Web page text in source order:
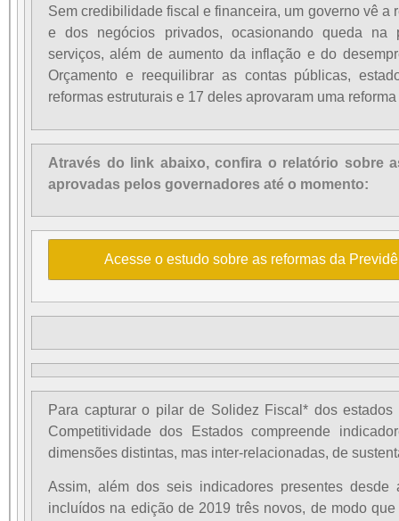
Sem credibilidade fiscal e financeira, um governo vê a
e dos negócios privados, ocasionando queda na
serviços, além de aumento da inflação e do
Orçamento e reequilibrar as contas públicas,
reformas estruturais e 17 deles aprovaram uma
Através do link abaixo, confira o relatório sobre
aprovadas pelos governadores até o momento:
Acesse o estudo sobre as reformas da
Para capturar o pilar de Solidez Fiscal* dos
Competitividade dos Estados compreende
dimensões distintas, mas inter-relacionadas, de
Assim, além dos seis indicadores presentes
incluídos na edição de 2019 três novos, de modo